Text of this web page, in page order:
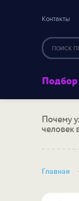
Контакты
Подбор
Почему
человек
Главная